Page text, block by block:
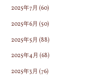
2025年7月 (60)
2025年6月 (50)
2025年5月 (88)
2025年4月 (68)
2025年3月 (76)